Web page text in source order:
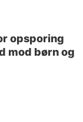
opsporing
mod børn og